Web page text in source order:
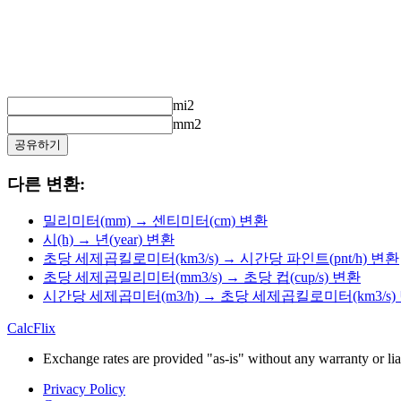
mi2
mm2
공유하기
다른 변환:
밀리미터(mm) → 센티미터(cm) 변환
시(h) → 년(year) 변환
초당 세제곱킬로미터(km3/s) → 시간당 파인트(pnt/h) 변환
초당 세제곱밀리미터(mm3/s) → 초당 컵(cup/s) 변환
시간당 세제곱미터(m3/h) → 초당 세제곱킬로미터(km3/s)
CalcFlix
Exchange rates are provided "as-is" without any warranty or
Privacy Policy